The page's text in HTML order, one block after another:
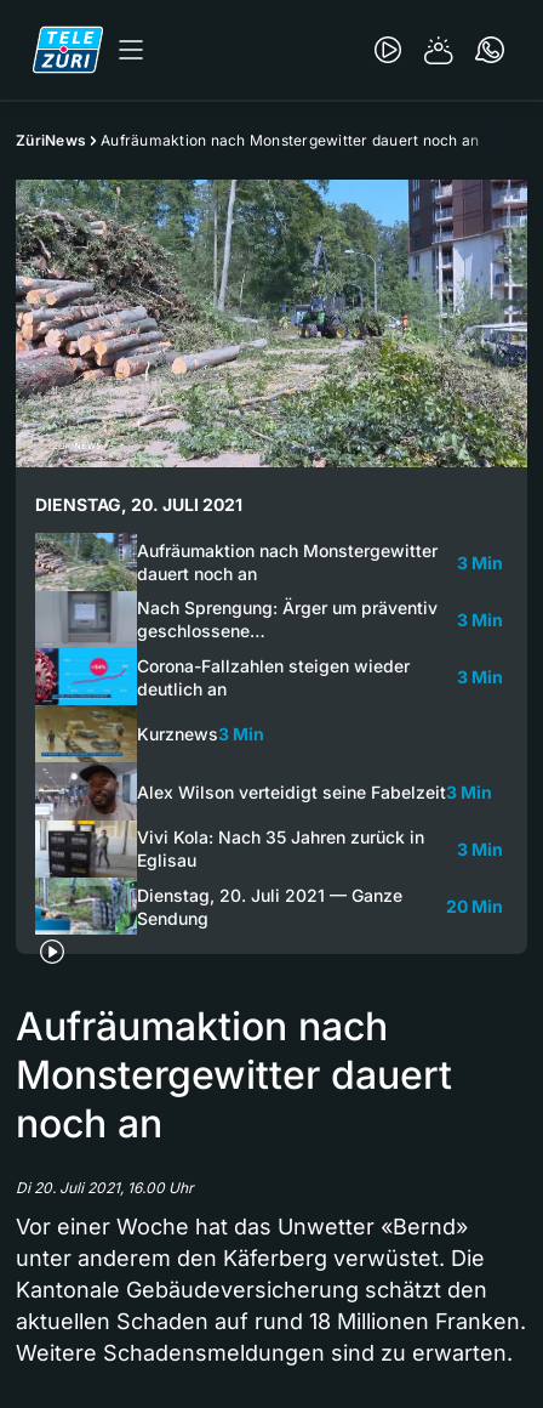
ZüriNews Aufräumaktion nach Monstergewitter dauert noch an
DIENSTAG, 20. JULI 2021
Aufräumaktion nach Monstergewitter
dauert noch an
3 Min
Nach Sprengung: Ärger um präventiv
geschlossene…
3 Min
Corona-Fallzahlen steigen wieder
deutlich an
3 Min
Kurznews3 Min
Alex Wilson verteidigt seine Fabelzeit3 Min
Vivi Kola: Nach 35 Jahren zurück in
Eglisau
3 Min
Dienstag, 20. Juli 2021 — Ganze
Sendung
20 Min
Aufräumaktion nach
Monstergewitter dauert
noch an
Di 20. Juli 2021, 16.00 Uhr
Vor einer Woche hat das Unwetter «Bernd»
unter anderem den Käferberg verwüstet. Die
Kantonale Gebäudeversicherung schätzt den
aktuellen Schaden auf rund 18 Millionen Franken.
Weitere Schadensmeldungen sind zu erwarten.